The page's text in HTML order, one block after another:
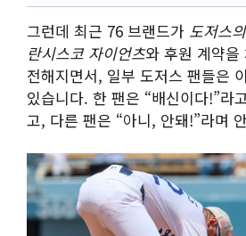
그런데 최근 76 브랜드가 도저스
란시스코 자이언츠와 후원 계약을
전해지면서, 일부 도저스 팬들은
있습니다. 한 팬은 “배신이다!”라
고, 다른 팬은 “아니, 안돼!”라며